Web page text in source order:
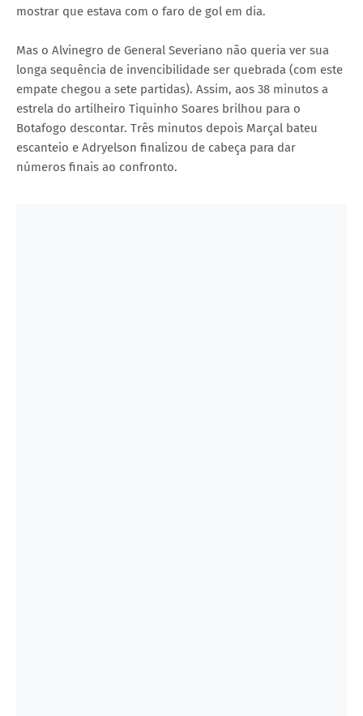
mostrar que estava com o faro de gol em dia.
Mas o Alvinegro de General Severiano não queria ver sua
longa sequência de invencibilidade ser quebrada (com este
empate chegou a sete partidas). Assim, aos 38 minutos a
estrela do artilheiro Tiquinho Soares brilhou para o
Botafogo descontar. Três minutos depois Marçal bateu
escanteio e Adryelson finalizou de cabeça para dar
números finais ao confronto.